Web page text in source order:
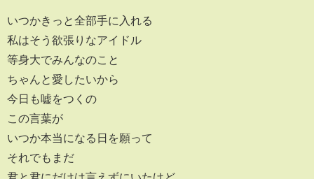
いつかきっと全部手に入れる
私はそう欲張りなアイドル
等身大でみんなのこと
ちゃんと愛したいから
今日も嘘をつくの
この言葉が
いつか本当になる日を願って
それでもまだ